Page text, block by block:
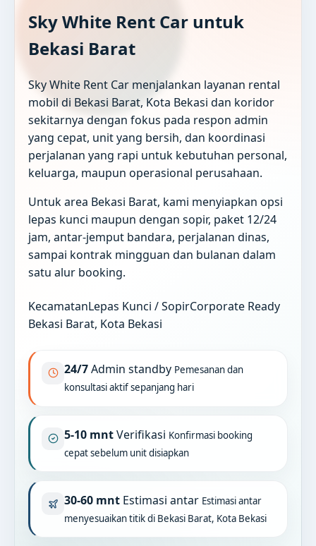
Sky White Rent Car untuk
Bekasi Barat
Sky White Rent Car menjalankan layanan rental
mobil di Bekasi Barat, Kota Bekasi dan koridor
sekitarnya dengan fokus pada respon admin
yang cepat, unit yang bersih, dan koordinasi
perjalanan yang rapi untuk kebutuhan personal,
keluarga, maupun operasional perusahaan.
Untuk area Bekasi Barat, kami menyiapkan opsi
lepas kunci maupun dengan sopir, paket 12/24
jam, antar-jemput bandara, perjalanan dinas,
sampai kontrak mingguan dan bulanan dalam
satu alur booking.
KecamatanLepas Kunci / SopirCorporate Ready
Bekasi Barat, Kota Bekasi
24/7Admin standby Pemesanan dan
konsultasi aktif sepanjang hari
5-10 mntVerifikasi Konfirmasi booking
cepat sebelum unit disiapkan
30-60 mnt Estimasi antar Estimasi antar
menyesuaikan titik di Bekasi Barat, Kota Bekasi